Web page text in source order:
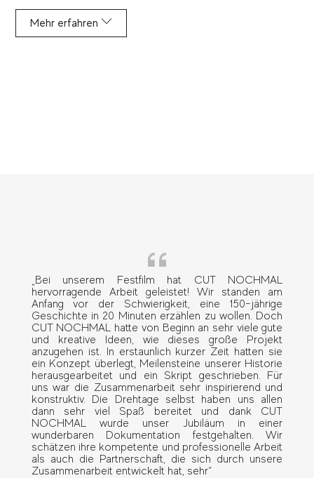
Mehr erfahren
„Bei unserem Festfilm hat CUT NOCHMAL
hervorragende Arbeit geleistet! Wir standen am
Anfang vor der Schwierigkeit, eine 150-jährige
Geschichte in 20 Minuten erzählen zu wollen. Doch
CUT NOCHMAL hatte von Beginn an sehr viele gute
und kreative Ideen, wie dieses große Projekt
anzugehen ist. In erstaunlich kurzer Zeit hatten sie
ein Konzept überlegt, Meilensteine unserer Historie
herausgearbeitet und ein Skript geschrieben. Für
uns war die Zusammenarbeit sehr inspirierend und
konstruktiv. Die Drehtage selbst haben uns allen
dann sehr viel Spaß bereitet und dank CUT
NOCHMAL wurde unser Jubiläum in einer
wunderbaren Dokumentation festgehalten. Wir
schätzen ihre kompetente und professionelle Arbeit
als auch die Partnerschaft, die sich durch unsere
Zusammenarbeit entwickelt hat, sehr“